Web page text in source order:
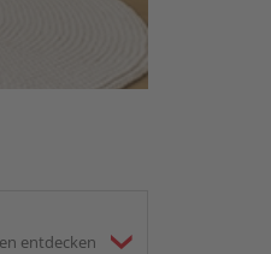
entdecken